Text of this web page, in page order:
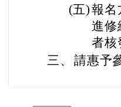
(五)報名
進修
者核
三、 請惠予